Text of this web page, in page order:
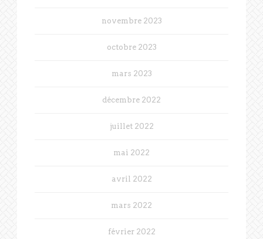
novembre 2023
octobre 2023
mars 2023
décembre 2022
juillet 2022
mai 2022
avril 2022
mars 2022
février 2022